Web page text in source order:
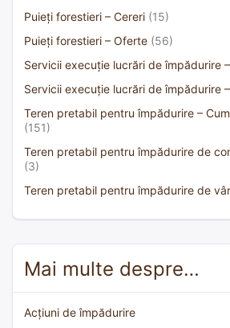
Puieți forestieri – Cereri (15)
Puieți forestieri – Oferte (56)
Servicii execuție lucrări de împădurire
Servicii execuție lucrări de împădurire
Teren pretabil pentru împădurire –
(151)
Teren pretabil pentru împădurire de
(3)
Teren pretabil pentru împădurire de
Mai multe despre…
Acțiuni de împădurire